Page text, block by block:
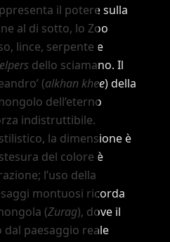
il potere sulla
al di sotto, lo Zoo
lince, serpente e
dello sciamano. Il
(alkhan khee) della
dell’eterno
indistruttibile.
la dimensione è
del colore è
l’uso della
montuosi ricorda
(Zurag), dove il
paesaggio reale